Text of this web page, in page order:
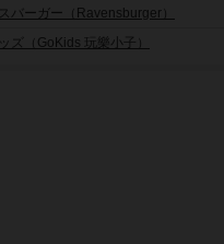
バーガー（Ravensburger）
ズ（GoKids 玩樂小子）